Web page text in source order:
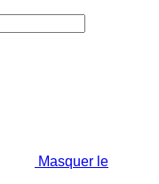
Masquer le